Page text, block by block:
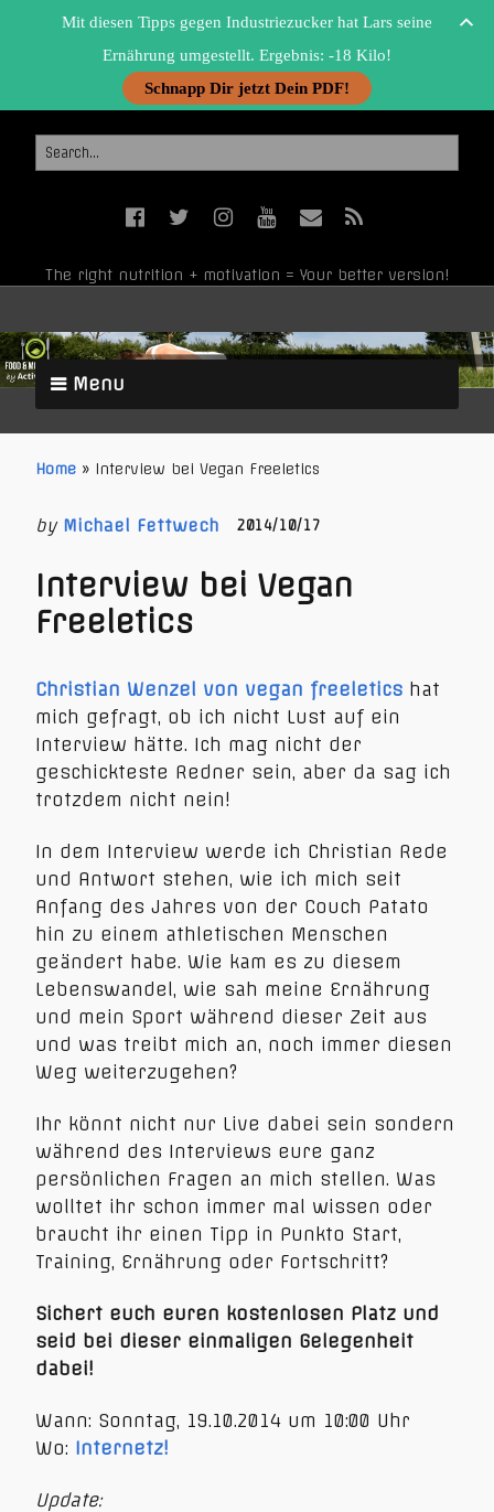
The right nutrition + motivation = Your better version!
Menu
Home » Interview bei Vegan Freeletics
by Michael Fettwech 2014/10/17
Interview bei Vegan
Freeletics
Christian Wenzel von vegan freeletics hat
mich gefragt, ob ich nicht Lust auf ein
Interview hätte. Ich mag nicht der
geschickteste Redner sein, aber da sag ich
trotzdem nicht nein!
In dem Interview werde ich Christian Rede
und Antwort stehen, wie ich mich seit
Anfang des Jahres von der Couch Patato
hin zu einem athletischen Menschen
geändert habe. Wie kam es zu diesem
Lebenswandel, wie sah meine Ernährung
und mein Sport während dieser Zeit aus
und was treibt mich an, noch immer diesen
Weg weiterzugehen?
Ihr könnt nicht nur Live dabei sein sondern
während des Interviews eure ganz
persönlichen Fragen an mich stellen. Was
wolltet ihr schon immer mal wissen oder
braucht ihr einen Tipp in Punkto Start,
Training, Ernährung oder Fortschritt?
Sichert euch euren kostenlosen Platz und
seid bei dieser einmaligen Gelegenheit
dabei!
Wann: Sonntag, 19.10.2014 um 10:00 Uhr
Wo: Internetz!
Update:
Mit diesen Tipps gegen Industriezucker hat Lars seine
Ernährung umgestellt. Ergebnis: -18 Kilo!
Schnapp Dir jetzt Dein PDF!